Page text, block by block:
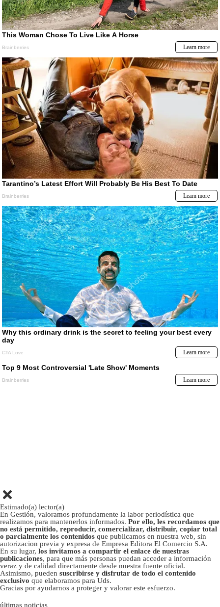
Estimado(a) lector(a)
En Gestión, valoramos profundamente la labor periodística que
realizamos para mantenerlos informados. Por ello, les recordamos que
no está permitido, reproducir, comercializar, distribuir, copiar total
o parcialmente los contenidos que publicamos en nuestra web, sin
autorizacion previa y expresa de Empresa Editora El Comercio S.A.
En su lugar, los invitamos a compartir el enlace de nuestras
publicaciones, para que más personas puedan acceder a información
veraz y de calidad directamente desde nuestra fuente oficial.
Asimismo, pueden suscribirse y disfrutar de todo el contenido
exclusivo que elaboramos para Uds.
Gracias por ayudarnos a proteger y valorar este esfuerzo.
últimas noticias